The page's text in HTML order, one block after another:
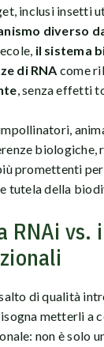
inclusi insetti
diverso
il sistema
di RNA come
, senza effetti
biologiche,
promettenti
tutela della
RNAi vs.
di qualità
metterli a
non è solo